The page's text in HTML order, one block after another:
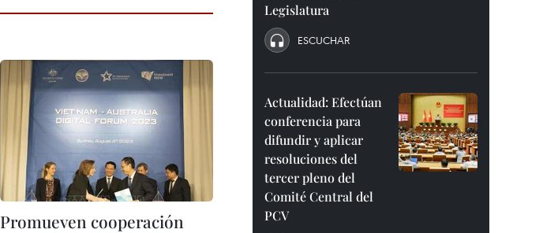
Promueven cooperación
Legislatura
ESCUCHAR
Actualidad: Efectúan
conferencia para
difundir y aplicar
resoluciones del
tercer pleno del
Comité Central del
PCV